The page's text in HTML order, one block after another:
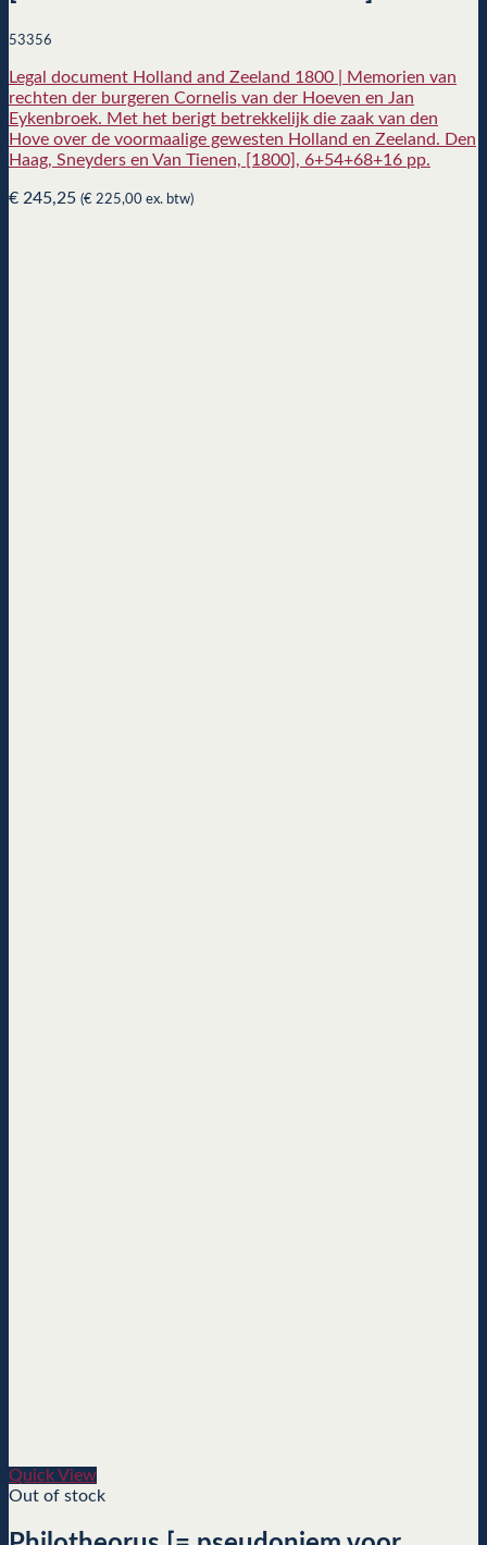
53356
Legal document Holland and Zeeland 1800 | Memorien van
rechten der burgeren Cornelis van der Hoeven en Jan
Eykenbroek. Met het berigt betrekkelijk die zaak van den
Hove over de voormaalige gewesten Holland en Zeeland. Den
Haag, Sneyders en Van Tienen, [1800], 6+54+68+16 pp.
€ 245,25 (€ 225,00 ex. btw)
Quick View
Out of stock